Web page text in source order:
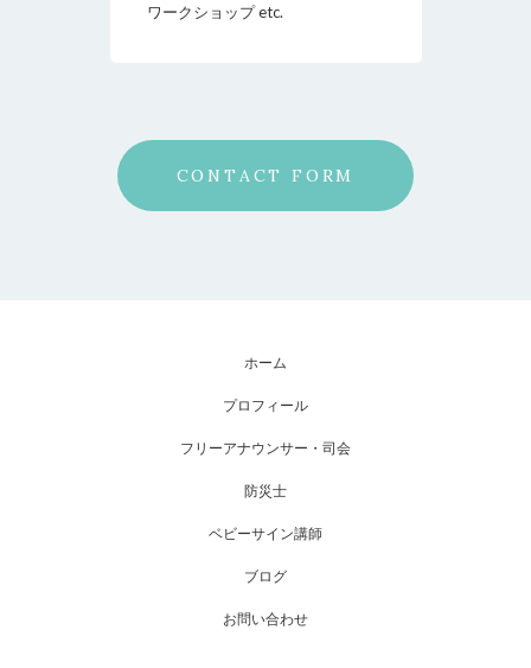
ワークショップ etc.
CONTACT FORM
ホーム
プロフィール
フリーアナウンサー・司会
防災士
ベビーサイン講師
ブログ
お問い合わせ